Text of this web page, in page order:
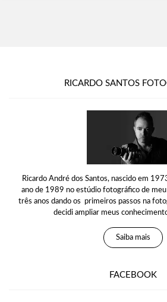
RICARDO SANTOS
Ricardo André dos Santos, nascido em
ano de 1989 no estúdio fotográfico de meu
três anos dando os primeiros passos na
decidi ampliar meus
Saiba mais
FACEBOOK